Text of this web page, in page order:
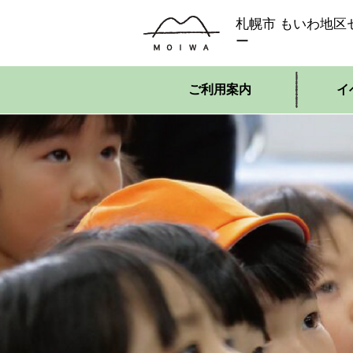
札幌市 もいわ地区
ー
ご利用案内 イ